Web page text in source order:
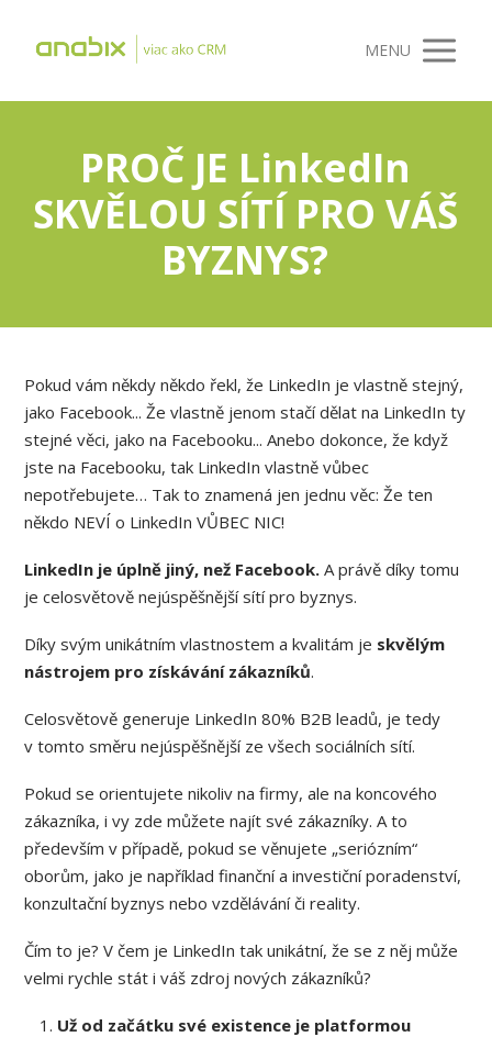
MENU
PROČ JE LinkedIn
SKVĚLOU SÍTÍ PRO VÁŠ
BYZNYS?
Pokud vám někdy někdo řekl, že LinkedIn je vlastně stejný,
jako Facebook... Že vlastně jenom stačí dělat na LinkedIn ty
stejné věci, jako na Facebooku... Anebo dokonce, že když
jste na Facebooku, tak LinkedIn vlastně vůbec
nepotřebujete… Tak to znamená jen jednu věc: Že ten
někdo NEVÍ o LinkedIn VŮBEC NIC!
LinkedIn je úplně jiný, než Facebook. A právě díky tomu
je celosvětově nejúspěšnější sítí pro byznys.
Díky svým unikátním vlastnostem a kvalitám je skvělým
nástrojem pro získávání zákazníků.
Celosvětově generuje LinkedIn 80% B2B leadů, je tedy
v tomto směru nejúspěšnější ze všech sociálních sítí.
Pokud se orientujete nikoliv na firmy, ale na koncového
zákazníka, i vy zde můžete najít své zákazníky. A to
především v případě, pokud se věnujete „seriózním“
oborům, jako je například finanční a investiční poradenství,
konzultační byznys nebo vzdělávání či reality.
Čím to je? V čem je LinkedIn tak unikátní, že se z něj může
velmi rychle stát i váš zdroj nových zákazníků?
Už od začátku své existence je platformou